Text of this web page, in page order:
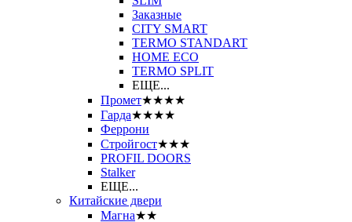
Заказные
CITY SMART
TERMO STANDART
HOME ECO
ТЕRМО SPLIT
ЕЩЕ...
Промет★★★★
Гарда★★★★
Феррони
Стройгост★★★
PROFIL DOORS
Stalker
ЕЩЕ...
Китайские двери
Магна★★